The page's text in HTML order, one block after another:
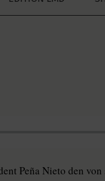
Peña Nieto den